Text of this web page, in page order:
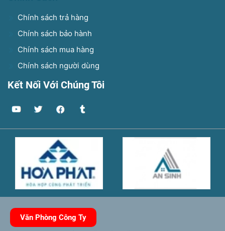
Chính sách trả hàng
Chính sách bảo hành
Chính sách mua hàng
Chính sách người dùng
Kết Nối Với Chúng Tôi
Văn Phòng Công Ty